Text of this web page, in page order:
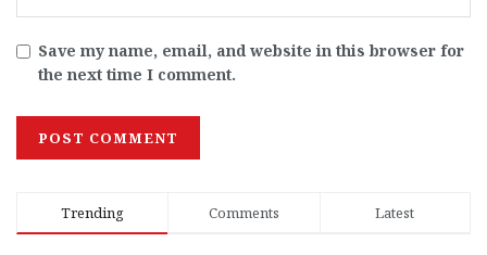
Save my name, email, and website in this browser for
the next time I comment.
Trending Comments Latest